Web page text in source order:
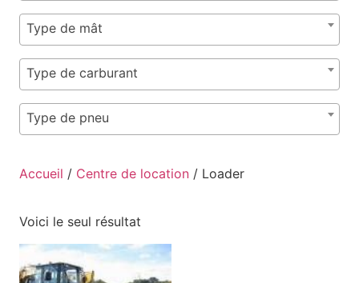
Type de mât
Type de carburant
Type de pneu
Accueil / Centre de location / Loader
Voici le seul résultat